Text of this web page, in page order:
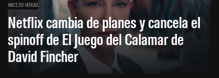
HACE 20 HORAS
Netflix cambia de planes y cancela el
spinoff de El Juego del Calamar de
David Fincher